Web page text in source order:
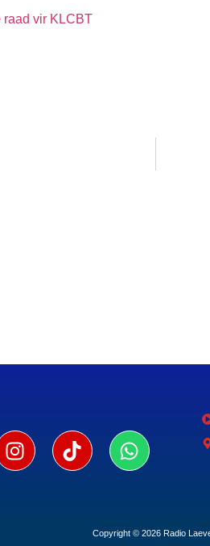
raad vir KLCBT
Copyright © 2026 Radio